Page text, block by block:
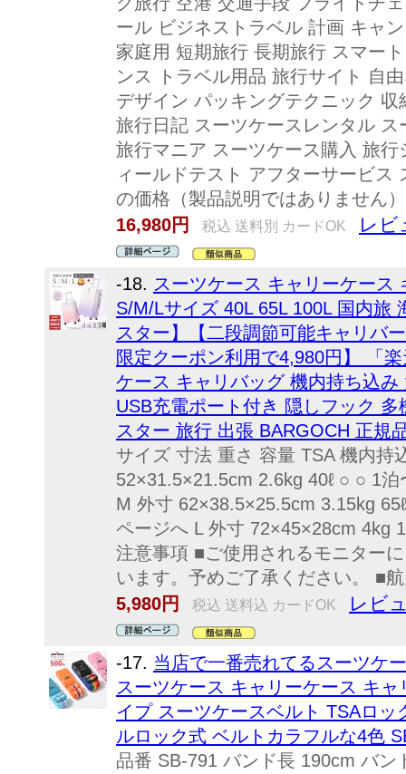
ール ビジネストラベル 計画 キャ
家庭用 短期旅行 長期旅行 スマー
ンス トラベル用品 旅行サイト 自
デザイン パッキングテクニック
旅行日記 スーツケースレンタル
旅行マニア スーツケース購入 旅
ィールドテスト アフターサービス
の価格（製品説明ではありません
16,980円
税込 送料別 カードOK レビ
-18. スーツケース キャリーケース
S/M/Lサイズ 40L 65L 100L 国内旅
スター】【二段調節可能キャリバ
限定クーポン利用で4,980円】 「
ケース キャリバッグ 機内持ち込
USB充電ポート付き 隠しフック
スター 旅行 出張 BARGOCH 正規
サイズ 寸法 重さ 容量 TSA 機内持
52×31.5×21.5cm 2.6kg 40ℓ ○ ○ 1
M 外寸 62×38.5×25.5cm 3.15kg
ページへ L 外寸 72×45×28cm 4kg
注意事項 ■ご使用されるモニター
います。予めご了承ください。 ■
5,980円
税込 送料込 カードOK レビ
-17. 当店で一番売れてるスーツケ
スーツケース キャリーケース キ
イプ スーツケースベルト TSAロ
ルロック式 ベルトカラフルな4色
品番 SB-791 バンド長 190cm バ